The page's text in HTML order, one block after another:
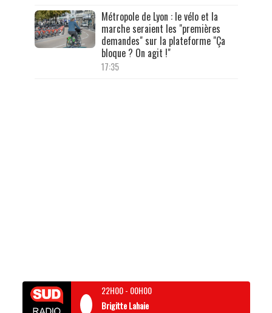
Métropole de Lyon : le vélo et la
marche seraient les "premières
demandes" sur la plateforme "Ça
bloque ? On agit !"
17:35
22H00- 00H00
Brigitte Lahaie